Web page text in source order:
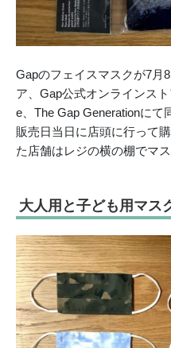
Gapのフェイスマスクが7月
ア、Gap公式オンラインス
e、The Gap Generationにて
販売日当日に店頭に行って
た店舗はレジの横の棚でマ
大人用と子ども用マス